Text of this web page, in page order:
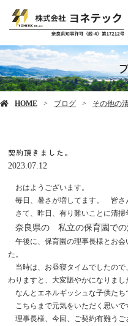
HOME ブログ その他の
契約頂きました。
2023.07.12
おはようございます。
毎日、暑さが増してます。 皆さ
さて、昨日、有り難いことに清
奈良県の 私立の保育園での
午後に、保育園の理事長様とお会
た。
当時は、お昼寝タイムでしたので
わりますと、大変賑やかになりまし
なんとエネルギッシュな子供たち
こちらまで元気をいただく思いで
理事長様、今回、ご契約有難うご